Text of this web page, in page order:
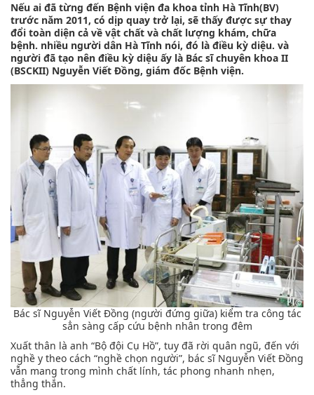
Nếu ai đã từng đến Bệnh viện đa khoa tỉnh Hà Tĩnh(BV)
trước năm 2011, có dịp quay trở lại, sẽ thấy được sự thay
đổi toàn diện cả về vật chất và chất lượng khám, chữa
bệnh. nhiều người dân Hà Tĩnh nói, đó là điều kỳ diệu. và
người đã tạo nên điều kỳ diệu ấy là Bác sĩ chuyên khoa II
(BSCKII) Nguyễn Viết Đồng, giám đốc Bệnh viện.
Bác sĩ Nguyễn Viết Đồng (người đứng giữa) kiểm tra công tác
sẳn sàng cấp cứu bệnh nhân trong đêm
Xuất thân là anh “Bộ đội Cụ Hồ”, tuy đã rời quân ngũ, đến với
nghề y theo cách “nghề chọn người”, bác sĩ Nguyễn Viết Đồng
vẫn mang trong mình chất lính, tác phong nhanh nhẹn,
thẳng thắn.